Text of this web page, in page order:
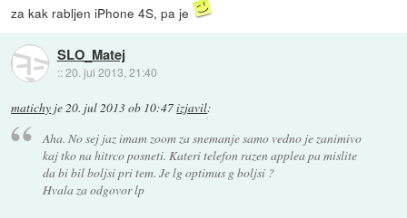
za kak rabljen iPhone 4S, pa je
SLO_Matej
::20. jul 2013, 21:40
matichy je20. jul 2013 ob 10:47izjavil:
Aha. No sej jaz imam zoom za snemanje samo vedno je zanimivo
kaj tko na hitrco posneti. Kateri telefon razen applea pa mislite
da bi bil boljsi pri tem. Je lg optimus g boljsi ?
Hvala za odgovor lp